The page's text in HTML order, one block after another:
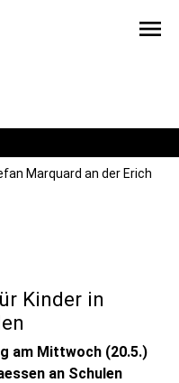
menu
Marquard an der Erich
Kinder in
am Mittwoch (20.5.)
an Schulen